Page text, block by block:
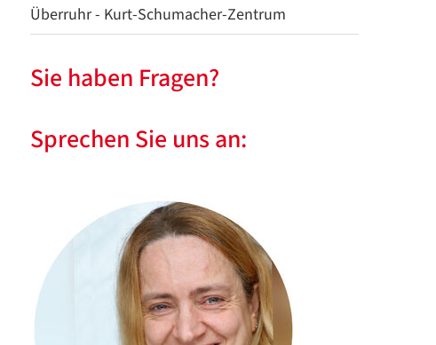
Überruhr - Kurt-Schumacher-Zentrum
Sie haben Fragen?
Sprechen Sie uns an: